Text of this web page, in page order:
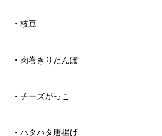
・枝豆
・肉巻きりたんぽ
・チーズがっこ
・ハタハタ唐揚げ